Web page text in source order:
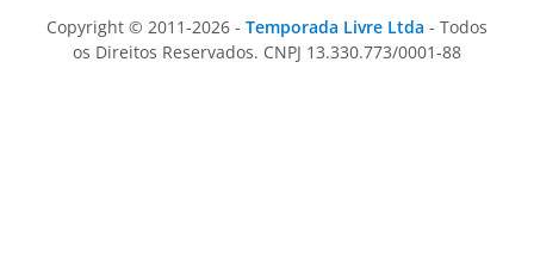
Copyright © 2011-2026 - Temporada Livre Ltda - Todos
os Direitos Reservados. CNPJ 13.330.773/0001-88